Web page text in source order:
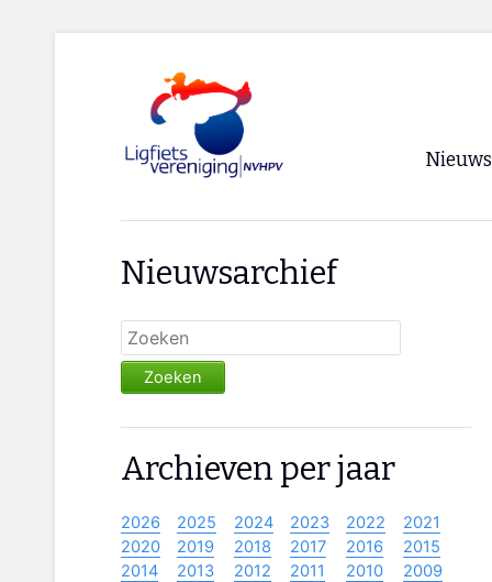
Nieuws
Nieuwsarchief
Zoeken
Archieven per jaar
2026 2025 2024 2023 2022
2021
2020
2019 2018 2017 2016
2015
2014
2013 2012 2011 2010
2009